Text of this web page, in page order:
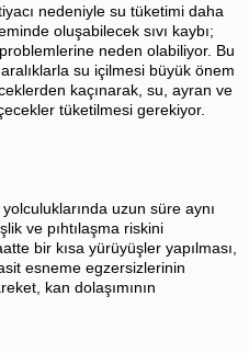
nedeniyle su tüketimi daha
oluşabilecek sıvı kaybı;
neden olabiliyor. Bu
su içilmesi büyük önem
kaçınarak, su, ayran ve
tüketilmesi gerekiyor.
uzun süre aynı
ve pıhtılaşma riskini
bir kısa yürüyüşler yapılması,
esneme egzersizlerinin
kan dolaşımının